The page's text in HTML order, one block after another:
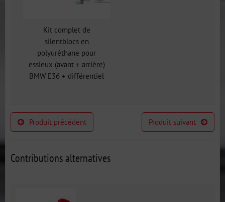
Kit complet de
silentblocs en
polyuréthane pour
essieux (avant + arrière)
BMW E36 + différentiel
Produit précédent Produit suivant
Contributions alternatives